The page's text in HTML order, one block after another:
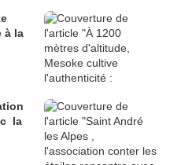
à la
la